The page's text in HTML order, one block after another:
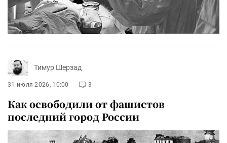
Тимур Шерзад
31 июля 2026, 10:00 3
Как освободили от фашистов
последний город России